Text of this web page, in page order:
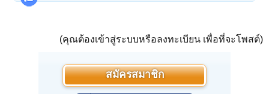
(คุณต้องเข้าสู่ระบบหรือลงทะเบียน เพื่อที่จะโพสต์)
สมัครสมาชิก